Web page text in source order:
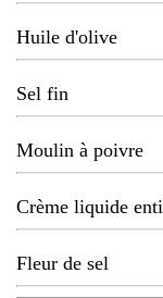
Huile d'olive
Sel fin
Moulin à poivre
Crème liquide
Fleur de sel